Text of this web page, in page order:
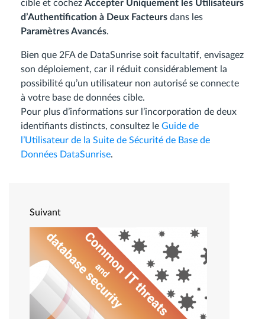
cible et cochez Accepter Uniquement les Utilisateurs
d’Authentification à Deux Facteurs dans les
Paramètres Avancés.
Bien que 2FA de DataSunrise soit facultatif, envisagez
son déploiement, car il réduit considérablement la
possibilité qu’un utilisateur non autorisé se connecte
à votre base de données cible.
Pour plus d’informations sur l’incorporation de deux
identifiants distincts, consultez le Guide de
l’Utilisateur de la Suite de Sécurité de Base de
Données DataSunrise.
Suivant